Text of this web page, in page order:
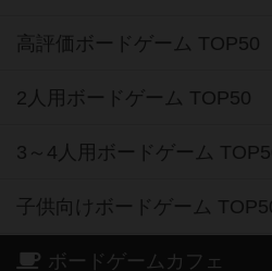
高評価ボードゲーム TOP50
2人用ボードゲーム TOP50
3～4人用ボードゲーム
子供向けボードゲーム
ボードゲームカフェ